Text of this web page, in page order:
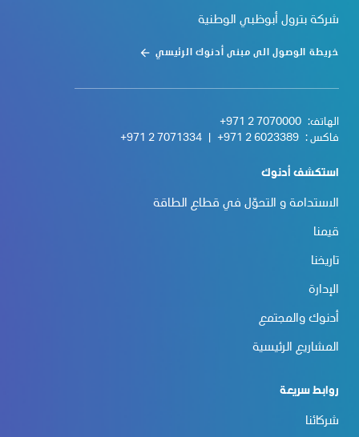
شركة بترول أبوظبي الوطنية
خريطة الوصول الى مبنى أدنوك الرئيسي
الهاتف: +971 2 7070000
فاكس : +971 2 6023389
+971 2 7071334
استكشف أدنوك
الاستدامة و التحوّل في قطاع الطاقة
قيمنا
تاريخنا
الإدارة
أدنوك والمجتمع
المشاريع الرئيسية
روابط سريعة
شركائنا